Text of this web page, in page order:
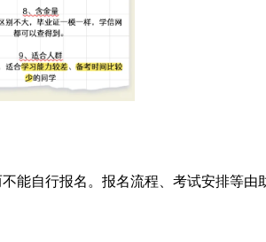
能自行报名。报名流程、考试安排等由